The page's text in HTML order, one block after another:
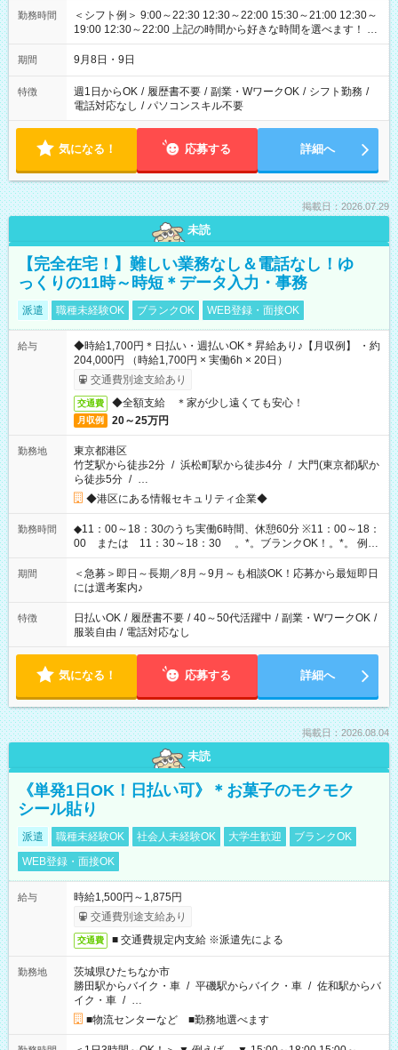
勤務時間
＜シフト例＞ 9:00～22:30 12:30～22:00 15:30～21:00 12:30～
19:00 12:30～22:00 上記の時間から好きな時間を選べます！ ※
時間は変更となる可能性があります
期間 9月8日・9日
特徴 週1日からOK / 履歴書不要 / 副業・WワークOK / シフト勤務 /
電話対応なし / パソコンスキル不要
気になる！ 応募する 詳細へ
掲載日：2026.07.29
未読
【完全在宅！】難しい業務なし＆電話なし！ゆ
っくりの11時～時短＊データ入力・事務
派遣 職種未経験OK ブランクOK WEB登録・面接OK
給与
◆時給1,700円＊日払い・週払いOK＊昇給あり♪【月収例】 ・約
204,000円 （時給1,700円 × 実働6h × 20日）
交通費別途支給あり
交通費 ◆全額支給 ＊家が少し遠くても安心！
月収例 20～25万円
勤務地
東京都港区
竹芝駅から徒歩2分 / 浜松町駅から徒歩4分 / 大門(東京都)駅か
ら徒歩5分 / …
◆港区にある情報セキュリティ企業◆
勤務時間
◆11：00～18：30のうち実働6時間、休憩60分 ※11：00～18：
00 または 11：30～18：30 。*。ブランクOK！。*。 例え
ば前職が、 在宅/財団法人/事務/コールセンター/受付/販売/カフェ
スタッフ スイーツ販売/ホテルフロント/化粧品販売/など 様々な
業界から入社して活躍されています♪
期間
＜急募＞即日～長期／8月～9月～も相談OK！応募から最短即日
には選考案内♪
特徴 日払いOK / 履歴書不要 / 40～50代活躍中 / 副業・WワークOK /
服装自由 / 電話対応なし
気になる！ 応募する 詳細へ
掲載日：2026.08.04
未読
《単発1日OK！日払い可》＊お菓子のモクモク
シール貼り
派遣 職種未経験OK 社会人未経験OK 大学生歓迎
ブランクOK
WEB登録・面接OK
給与
時給1,500円～1,875円
交通費別途支給あり
交通費 ■ 交通費規定内支給 ※派遣先による
勤務地
茨城県ひたちなか市
勝田駅からバイク・車 / 平磯駅からバイク・車 / 佐和駅からバ
イク・車 / …
■物流センターなど ■勤務地選べます